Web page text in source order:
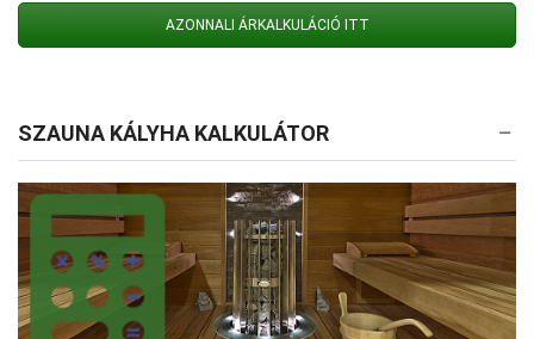
AZONNALI ÁRKALKULÁCIÓ ITT
SZAUNA KÁLYHA KALKULÁTOR